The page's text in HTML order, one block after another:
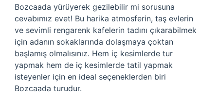
Bozcaada yürüyerek gezilebilir mi sorusuna
cevabımız evet! Bu harika atmosferin, taş evlerin
ve sevimli rengarenk kafelerin tadını çıkarabilmek
için adanın sokaklarında dolaşmaya çoktan
başlamış olmalısınız. Hem iç kesimlerde tur
yapmak hem de iç kesimlerde tatil yapmak
isteyenler için en ideal seçeneklerden biri
Bozcaada turudur.